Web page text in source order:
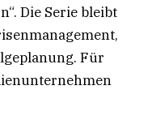
Die Serie bleibt
Für